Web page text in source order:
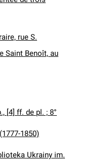
rue S.
Saint Benoît, au
[4] ff. de pl. ; 8°
1850)
Ukrainy im.